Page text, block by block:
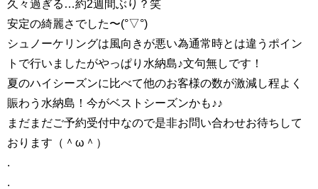
久々過ぎる…約2週間ぶり？笑
安定の綺麗さでした〜(°▽°)
シュノーケリングは風向きが悪い為通常時とは違うポイン
トで行いましたがやっぱり水納島♪文句無しです！
夏のハイシーズンに比べて他のお客様の数が激減し程よく
賑わう水納島！今がベストシーズンかも♪♪
まだまだご予約受付中なので是非お問い合わせお待ちして
おります（＾ω＾）
.
.